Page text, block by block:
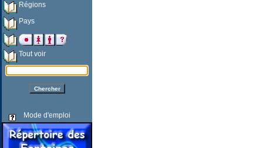
Régions
Pays
Tout voir
Mode d'emploi